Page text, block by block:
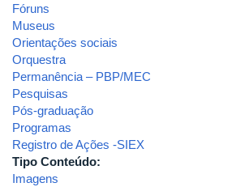
Fóruns
Museus
Orientações sociais
Orquestra
Permanência – PBP/MEC
Pesquisas
Pós-graduação
Programas
Registro de Ações -SIEX
Tipo Conteúdo:
Imagens